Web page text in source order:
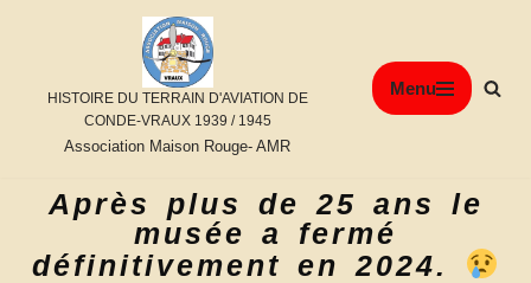
HISTOIRE DU TERRAIN D'AVIATION DE
CONDE-VRAUX 1939 / 1945
Association Maison Rouge- AMR
Menu
Après plus de 25 ans le
musée a fermé
définitivement en 2024.